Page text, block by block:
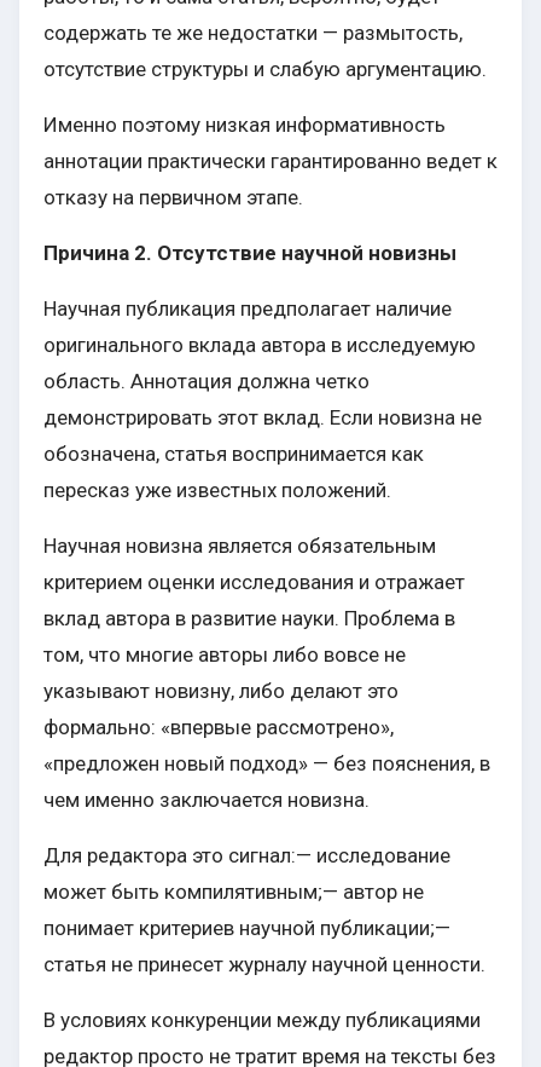
содержать те же недостатки — размытость,
отсутствие структуры и слабую аргументацию.
Именно поэтому низкая информативность
аннотации практически гарантированно ведет к
отказу на первичном этапе.
Причина 2. Отсутствие научной новизны
Научная публикация предполагает наличие
оригинального вклада автора в исследуемую
область. Аннотация должна четко
демонстрировать этот вклад. Если новизна не
обозначена, статья воспринимается как
пересказ уже известных положений.
Научная новизна является обязательным
критерием оценки исследования и отражает
вклад автора в развитие науки. Проблема в
том, что многие авторы либо вовсе не
указывают новизну, либо делают это
формально: «впервые рассмотрено»,
«предложен новый подход» — без пояснения, в
чем именно заключается новизна.
Для редактора это сигнал:— исследование
может быть компилятивным;— автор не
понимает критериев научной публикации;—
статья не принесет журналу научной ценности.
В условиях конкуренции между публикациями
редактор просто не тратит время на тексты без